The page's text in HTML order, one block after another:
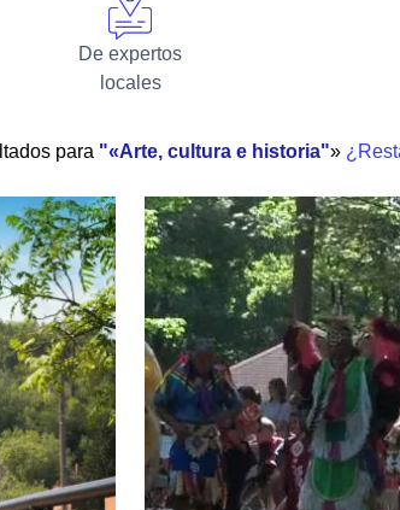
De expertos
locales
para «Arte, cultura e historia »
Descubra la fantástica